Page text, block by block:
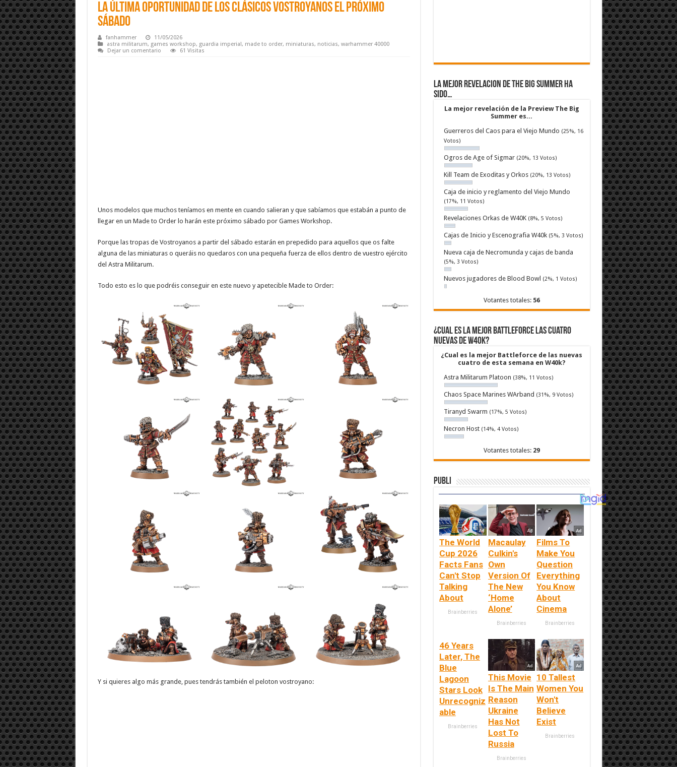
La última oportunidad de los clásicos Vostroyanos el próximo
sábado
fanhammer
11/05/2026
astra militarum, games workshop, guardia imperial, made to order, miniaturas, noticias, warhammer 40000
Dejar un comentario
61 Visitas
Unos modelos que muchos teníamos en mente en cuando salieran y que sabíamos que estabán a punto de
llegar en un Made to Order lo harán este próximo sábado por Games Workshop.
Porque las tropas de Vostroyanos a partir del sábado estarán en prepedido para aquellos que os falte
alguna de las miniaturas o queráis no quedaros con una pequeña fuerza de ellos dentro de vuestro ejército
del Astra Militarum.
Todo esto es lo que podréis conseguir en este nuevo y apetecible Made to Order:
Y si quieres algo más grande, pues tendrás también el peloton vostroyano:
La mejor revelacion de The Big Summer ha
sido…
La mejor revelación de la Preview The Big
Summer es...
Guerreros del Caos para el Viejo Mundo (25%, 16
Votos)
Ogros de Age of Sigmar (20%, 13 Votos)
Kill Team de Exoditas y Orkos (20%, 13 Votos)
Caja de inicio y reglamento del Viejo Mundo
(17%, 11 Votos)
Revelaciones Orkas de W40K (8%, 5 Votos)
Cajas de Inicio y Escenografia W40k (5%, 3 Votos)
Nueva caja de Necromunda y cajas de banda
(5%, 3 Votos)
Nuevos jugadores de Blood Bowl (2%, 1 Votos)
Votantes totales: 56
¿Cual es la mejor Battleforce las cuatro
nuevas de W40k?
¿Cual es la mejor Battleforce de las nuevas
cuatro de esta semana en W40k?
Astra Militarum Platoon (38%, 11 Votos)
Chaos Space Marines WArband (31%, 9 Votos)
Tiranyd Swarm (17%, 5 Votos)
Necron Host (14%, 4 Votos)
Votantes totales: 29
Publi
The World
Cup 2026
Facts Fans
Can't Stop
Talking
About
Brainberries
Macaulay
Culkin's
Own
Version Of
The New
‘Home
Alone’
Brainberries
Films To
Make You
Question
Everything
You Know
About
Cinema
Brainberries
46 Years
Later, The
Blue
Lagoon
Stars Look
Unrecogniz
able
Brainberries
This Movie
Is The Main
Reason
Ukraine
Has Not
Lost To
Russia
Brainberries
10 Tallest
Women You
Won't
Believe
Exist
Brainberries